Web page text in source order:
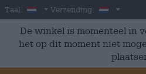
Skip to main content
Taal: Dutch
Verzending: Nederland
De winkel is momenteel in
het op dit moment niet